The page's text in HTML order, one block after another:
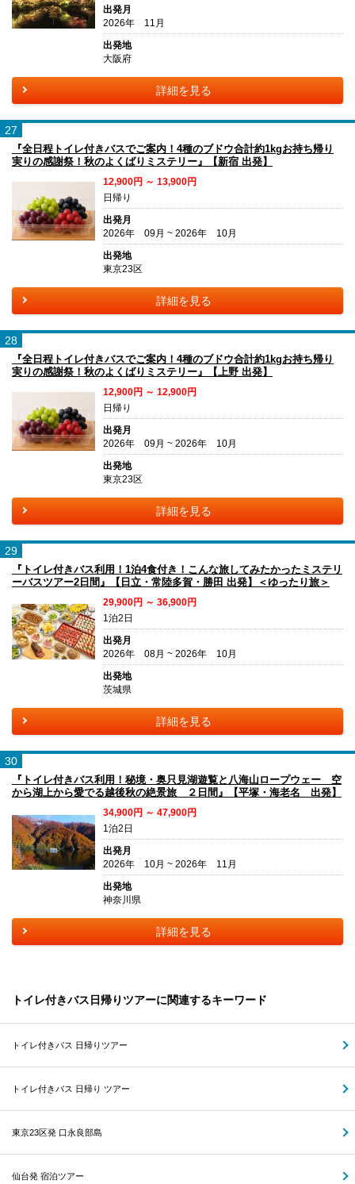
出発月
2026年 11月
出発地
大阪府
詳細を見る
27
『全日程トイレ付きバスでご案内！4種のブドウ合計約1kgお持ち帰り
実りの感謝祭！秋のよくばりミステリー』【新宿 出発】
12,900円 ～ 13,900円
日帰り
出発月
2026年 09月 ~ 2026年 10月
出発地
東京23区
詳細を見る
28
『全日程トイレ付きバスでご案内！4種のブドウ合計約1kgお持ち帰り
実りの感謝祭！秋のよくばりミステリー』【上野 出発】
12,900円 ～ 12,900円
日帰り
出発月
2026年 09月 ~ 2026年 10月
出発地
東京23区
詳細を見る
29
『トイレ付きバス利用！1泊4食付き！こんな旅してみたかったミステリ
ーバスツアー2日間』【日立・常陸多賀・勝田 出発】＜ゆったり旅＞
29,900円 ～ 36,900円
1泊2日
出発月
2026年 08月 ~ 2026年 10月
出発地
茨城県
詳細を見る
30
『トイレ付きバス利用！秘境・奥只見湖遊覧と八海山ロープウェー 空
から湖上から愛でる越後秋の絶景旅 ２日間』【平塚・海老名 出発】
34,900円 ～ 47,900円
1泊2日
出発月
2026年 10月 ~ 2026年 11月
出発地
神奈川県
詳細を見る
トイレ付きバス日帰りツアーに関連するキーワード
トイレ付きバス 日帰りツアー
トイレ付きバス 日帰り ツアー
東京23区発 口永良部島
仙台発 宿泊ツアー